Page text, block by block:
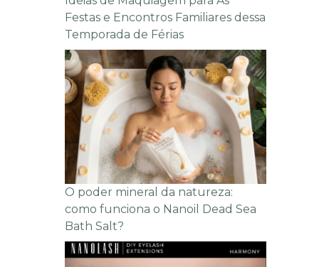
Festas e Encontros Familiares dessa
Temporada de Férias
O poder mineral da natureza:
como funciona o Nanoil Dead Sea
Bath Salt?